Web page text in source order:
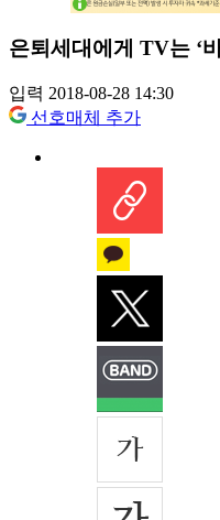
은퇴세대에게 TV는 ‘
입력 2018-08-28 14:30
선호매체 추가